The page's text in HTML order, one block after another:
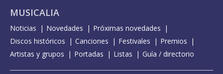
MUSICALIA
Noticias Novedades
Próximas novedades
Discos históricos
Canciones Festivales
Premios
Artistas y grupos
Portadas Listas Guía / directorio